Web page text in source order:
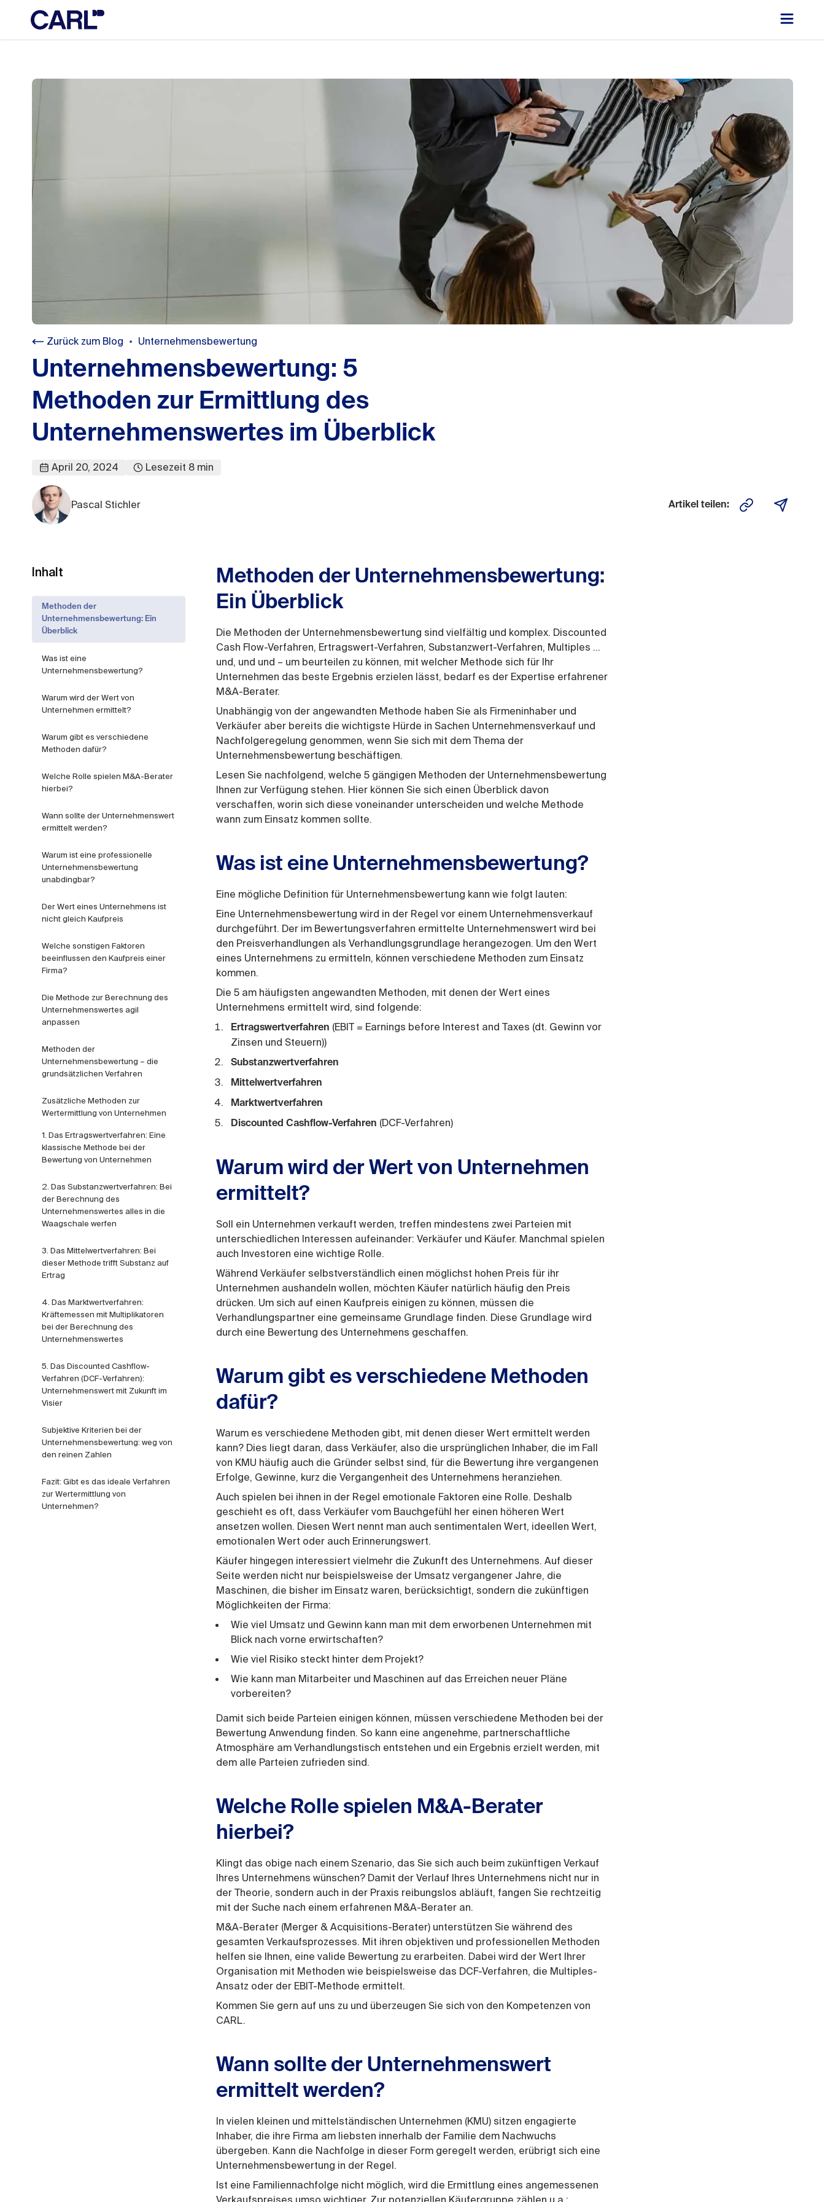
Zurück zum Blog Unternehmensbewertung
Unternehmensbewertung: 5
Methoden zur Ermittlung des
Unternehmenswertes im Überblick
April 20, 2024 Lesezeit 8 min
Pascal Stichler Artikel teilen:
Inhalt
Methoden der
Unternehmensbewertung: Ein
Überblick
Was ist eine
Unternehmensbewertung?
Warum wird der Wert von
Unternehmen ermittelt?
Warum gibt es verschiedene
Methoden dafür?
Welche Rolle spielen M&A-Berater
hierbei?
Wann sollte der Unternehmenswert
ermittelt werden?
Warum ist eine professionelle
Unternehmensbewertung
unabdingbar?
Der Wert eines Unternehmens ist
nicht gleich Kaufpreis
Welche sonstigen Faktoren
beeinflussen den Kaufpreis einer
Firma?
Die Methode zur Berechnung des
Unternehmenswertes agil
anpassen
Methoden der
Unternehmensbewertung – die
grundsätzlichen Verfahren
Zusätzliche Methoden zur
Wertermittlung von Unternehmen
1. Das Ertragswertverfahren: Eine
klassische Methode bei der
Bewertung von Unternehmen
2. Das Substanzwertverfahren: Bei
der Berechnung des
Unternehmenswertes alles in die
Waagschale werfen
3. Das Mittelwertverfahren: Bei
dieser Methode trifft Substanz auf
Ertrag
4. Das Marktwertverfahren:
Kräftemessen mit Multiplikatoren
bei der Berechnung des
Unternehmenswertes
5. Das Discounted Cashflow-
Verfahren (DCF-Verfahren):
Unternehmenswert mit Zukunft im
Visier
Subjektive Kriterien bei der
Unternehmensbewertung: weg von
den reinen Zahlen
Fazit: Gibt es das ideale Verfahren
zur Wertermittlung von
Unternehmen?
Methoden der Unternehmensbewertung:
Ein Überblick
Die Methoden der Unternehmensbewertung sind vielfältig und komplex. Discounted
Cash Flow-Verfahren, Ertragswert-Verfahren, Substanzwert-Verfahren, Multiples ...
und, und und – um beurteilen zu können, mit welcher Methode sich für Ihr
Unternehmen das beste Ergebnis erzielen lässt, bedarf es der Expertise erfahrener
M&A-Berater.
Unabhängig von der angewandten Methode haben Sie als Firmeninhaber und
Verkäufer aber bereits die wichtigste Hürde in Sachen Unternehmensverkauf und
Nachfolgeregelung genommen, wenn Sie sich mit dem Thema der
Unternehmensbewertung beschäftigen.
Lesen Sie nachfolgend, welche 5 gängigen Methoden der Unternehmensbewertung
Ihnen zur Verfügung stehen. Hier können Sie sich einen Überblick davon
verschaffen, worin sich diese voneinander unterscheiden und welche Methode
wann zum Einsatz kommen sollte.
Was ist eine Unternehmensbewertung?
Eine mögliche Definition für Unternehmensbewertung kann wie folgt lauten:
Eine Unternehmensbewertung wird in der Regel vor einem Unternehmensverkauf
durchgeführt. Der im Bewertungsverfahren ermittelte Unternehmenswert wird bei
den Preisverhandlungen als Verhandlungsgrundlage herangezogen. Um den Wert
eines Unternehmens zu ermitteln, können verschiedene Methoden zum Einsatz
kommen.
Die 5 am häufigsten angewandten Methoden, mit denen der Wert eines
Unternehmens ermittelt wird, sind folgende:
Ertragswertverfahren (EBIT = Earnings before Interest and Taxes (dt. Gewinn vor
Zinsen und Steuern))
Substanzwertverfahren
Mittelwertverfahren
Marktwertverfahren
Discounted Cashflow-Verfahren (DCF-Verfahren)
Warum wird der Wert von Unternehmen
ermittelt?
Soll ein Unternehmen verkauft werden, treffen mindestens zwei Parteien mit
unterschiedlichen Interessen aufeinander: Verkäufer und Käufer. Manchmal spielen
auch Investoren eine wichtige Rolle.
Während Verkäufer selbstverständlich einen möglichst hohen Preis für ihr
Unternehmen aushandeln wollen, möchten Käufer natürlich häufig den Preis
drücken. Um sich auf einen Kaufpreis einigen zu können, müssen die
Verhandlungspartner eine gemeinsame Grundlage finden. Diese Grundlage wird
durch eine Bewertung des Unternehmens geschaffen.
Warum gibt es verschiedene Methoden
dafür?
Warum es verschiedene Methoden gibt, mit denen dieser Wert ermittelt werden
kann? Dies liegt daran, dass Verkäufer, also die ursprünglichen Inhaber, die im Fall
von KMU häufig auch die Gründer selbst sind, für die Bewertung ihre vergangenen
Erfolge, Gewinne, kurz die Vergangenheit des Unternehmens heranziehen.
Auch spielen bei ihnen in der Regel emotionale Faktoren eine Rolle. Deshalb
geschieht es oft, dass Verkäufer vom Bauchgefühl her einen höheren Wert
ansetzen wollen. Diesen Wert nennt man auch sentimentalen Wert, ideellen Wert,
emotionalen Wert oder auch Erinnerungswert.
Käufer hingegen interessiert vielmehr die Zukunft des Unternehmens. Auf dieser
Seite werden nicht nur beispielsweise der Umsatz vergangener Jahre, die
Maschinen, die bisher im Einsatz waren, berücksichtigt, sondern die zukünftigen
Möglichkeiten der Firma:
Wie viel Umsatz und Gewinn kann man mit dem erworbenen Unternehmen mit
Blick nach vorne erwirtschaften?
Wie viel Risiko steckt hinter dem Projekt?
Wie kann man Mitarbeiter und Maschinen auf das Erreichen neuer Pläne
vorbereiten?
Damit sich beide Parteien einigen können, müssen verschiedene Methoden bei der
Bewertung Anwendung finden. So kann eine angenehme, partnerschaftliche
Atmosphäre am Verhandlungstisch entstehen und ein Ergebnis erzielt werden, mit
dem alle Parteien zufrieden sind.
Welche Rolle spielen M&A-Berater
hierbei?
Klingt das obige nach einem Szenario, das Sie sich auch beim zukünftigen Verkauf
Ihres Unternehmens wünschen? Damit der Verlauf Ihres Unternehmens nicht nur in
der Theorie, sondern auch in der Praxis reibungslos abläuft, fangen Sie rechtzeitig
mit der Suche nach einem erfahrenen M&A-Berater an.
M&A-Berater (Merger & Acquisitions-Berater) unterstützen Sie während des
gesamten Verkaufsprozesses. Mit ihren objektiven und professionellen Methoden
helfen sie Ihnen, eine valide Bewertung zu erarbeiten. Dabei wird der Wert Ihrer
Organisation mit Methoden wie beispielsweise das DCF-Verfahren, die Multiples-
Ansatz oder der EBIT-Methode ermittelt.
Kommen Sie gern auf uns zu und überzeugen Sie sich von den Kompetenzen von
CARL.
Wann sollte der Unternehmenswert
ermittelt werden?
In vielen kleinen und mittelständischen Unternehmen (KMU) sitzen engagierte
Inhaber, die ihre Firma am liebsten innerhalb der Familie dem Nachwuchs
übergeben. Kann die Nachfolge in dieser Form geregelt werden, erübrigt sich eine
Unternehmensbewertung in der Regel.
Ist eine Familiennachfolge nicht möglich, wird die Ermittlung eines angemessenen